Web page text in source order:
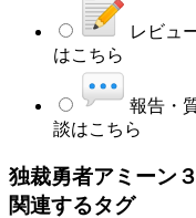
レビュ
はこちら
報告・
談はこちら
独裁勇者アミーン
関連するタグ